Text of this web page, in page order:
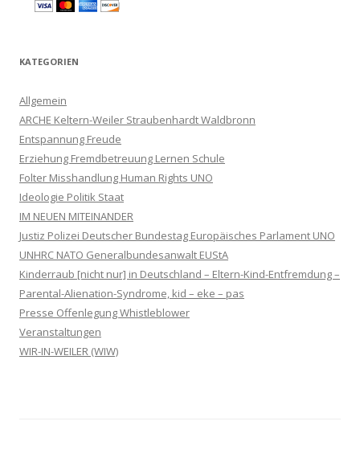
KATEGORIEN
Allgemein
ARCHE Keltern-Weiler Straubenhardt Waldbronn
Entspannung Freude
Erziehung Fremdbetreuung Lernen Schule
Folter Misshandlung Human Rights UNO
Ideologie Politik Staat
IM NEUEN MITEINANDER
Justiz Polizei Deutscher Bundestag Europäisches Parlament UNO
UNHRC NATO Generalbundesanwalt EUStA
Kinderraub [nicht nur] in Deutschland – Eltern-Kind-Entfremdung –
Parental-Alienation-Syndrome, kid – eke – pas
Presse Offenlegung Whistleblower
Veranstaltungen
WIR-IN-WEILER (WIW)